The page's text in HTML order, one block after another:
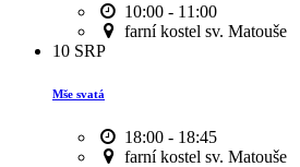
10:00 - 11:00
farní kostel sv. Matouše
10 SRP
Mše svatá
18:00 - 18:45
farní kostel sv. Matouše